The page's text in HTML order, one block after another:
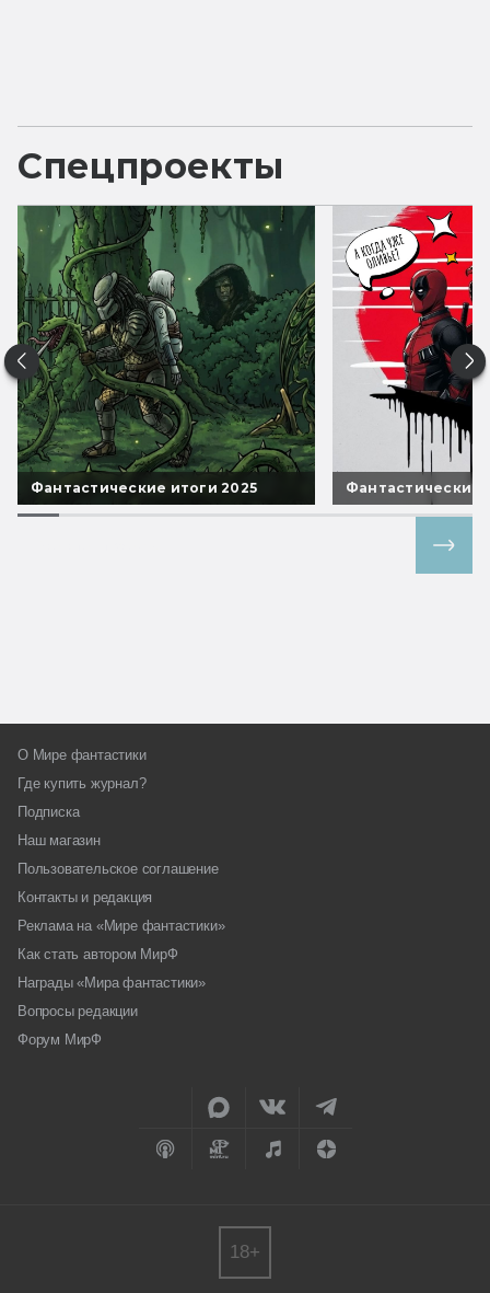
Спецпроекты
Фантастические итоги 2025 Фантастические
О Мире фантастики
Где купить журнал?
Подписка
Наш магазин
Пользовательское соглашение
Контакты и редакция
Реклама на «Мире фантастики»
Как стать автором МирФ
Награды «Мира фантастики»
Вопросы редакции
Форум МирФ
18+